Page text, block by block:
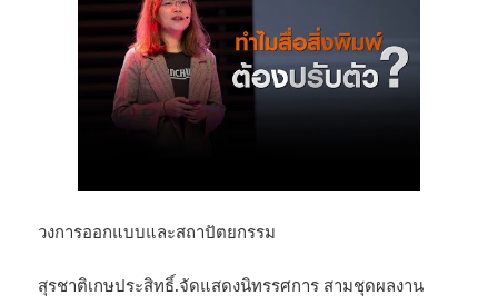
วงการออกแบบและสถาปัตยกรรม
สุรชาติเกษประสิทธิ์.จัดแสดงนิทรรศการ สามชุดผลงาน